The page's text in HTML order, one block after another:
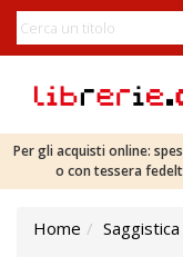
Per gli acquisti online:
o con tessera
Home Saggistica